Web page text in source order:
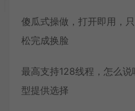
傻瓜式操做，打开即用，
松完成换脸
最高支持128线程，怎么
型提供选择